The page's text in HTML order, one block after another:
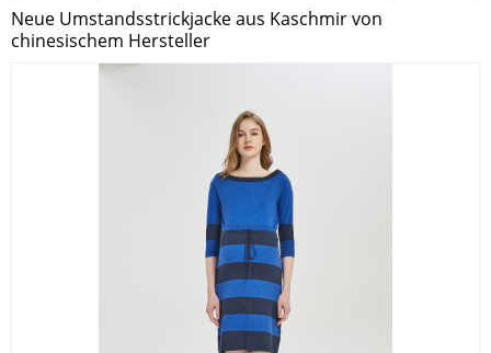
Neue Umstandsstrickjacke aus Kaschmir von
chinesischem Hersteller